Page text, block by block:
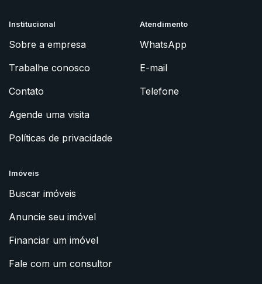
Institucional
Sobre a empresa
Trabalhe conosco
Contato
Agende uma visita
Políticas de privacidade
Atendimento
WhatsApp
E-mail
Telefone
Imóveis
Buscar imóveis
Anuncie seu imóvel
Financiar um imóvel
Fale com um consultor